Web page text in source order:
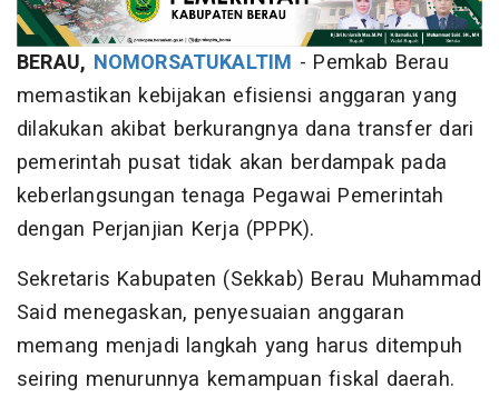
BERAU, NOMORSATUKALTIM - Pemkab Berau
memastikan kebijakan efisiensi anggaran yang
dilakukan akibat berkurangnya dana transfer dari
pemerintah pusat tidak akan berdampak pada
keberlangsungan tenaga Pegawai Pemerintah
dengan Perjanjian Kerja (PPPK).
Sekretaris Kabupaten (Sekkab) Berau Muhammad
Said menegaskan, penyesuaian anggaran
memang menjadi langkah yang harus ditempuh
seiring menurunnya kemampuan fiskal daerah.